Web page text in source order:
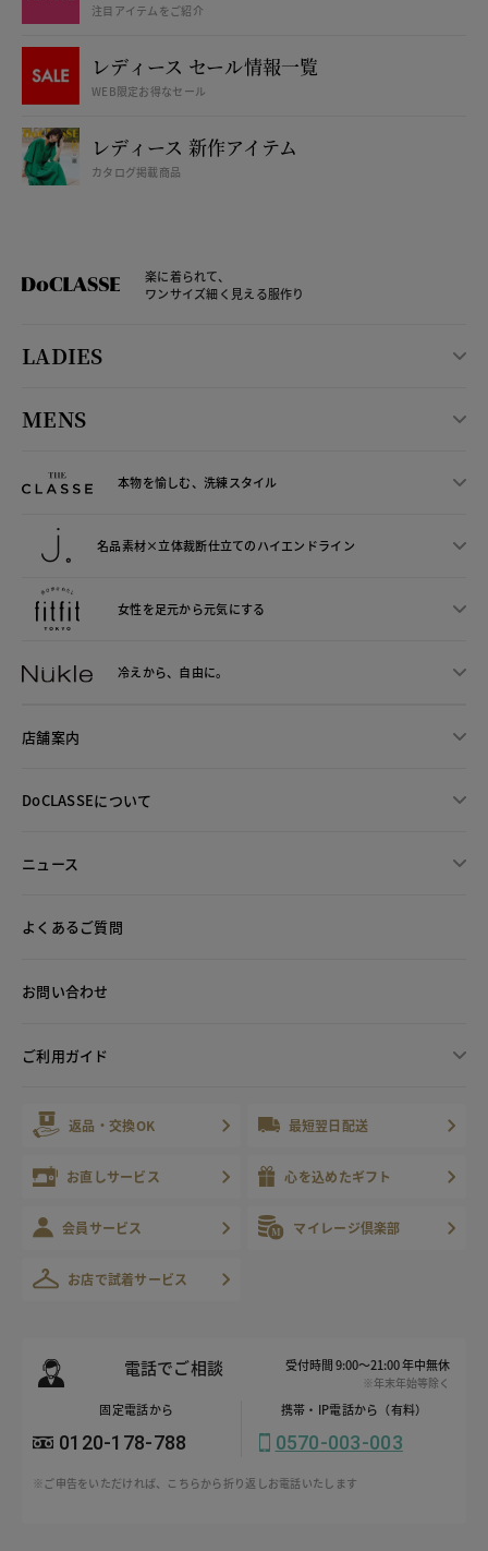
注目アイテムをご紹介
レディース セール情報一覧
WEB限定お得なセール
レディース 新作アイテム
カタログ掲載商品
楽に着られて、
ワンサイズ細く見える服作り
LADIES
MENS
本物を愉しむ、洗練スタイル
名品素材×立体裁断仕立てのハイエンドライン
女性を足元から元気にする
冷えから、 自由に。
店舗案内
DoCLASSEについて
ニュース
よくあるご質問
お問い合わせ
ご利用ガイド
返品・交換OK 最短翌日配送
お直しサービス 心を込めたギフト
会員サービス マイレージ倶楽部
お店で試着サービス
電話でご相談 受付時間 9:00～21:00 年中無休
※年末年始等除く
固定電話から
0120-178-788
携帯・IP電話から（有料）
0570-003-003
※ご申告をいただければ、こちらから折り返しお電話いたします